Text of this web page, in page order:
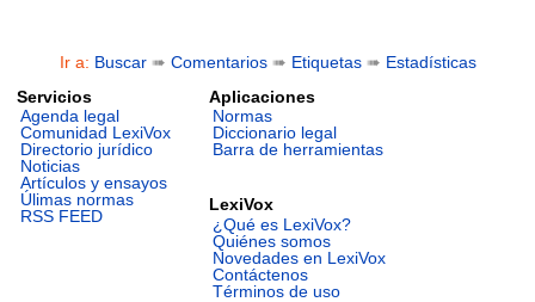
Ir a: Buscar➠ Comentarios➠ Etiquetas➠ Estadísticas
Servicios
Agenda legal
Comunidad LexiVox
Directorio jurídico
Noticias
Artículos y ensayos
Úlimas normas
RSS FEED
Aplicaciones
Normas
Diccionario legal
Barra de herramientas
LexiVox
¿Qué es LexiVox?
Quiénes somos
Novedades en LexiVox
Contáctenos
Términos de uso